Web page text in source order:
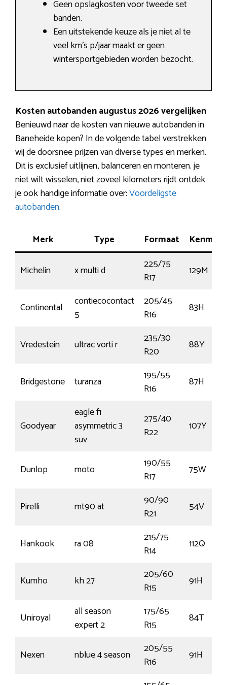
Geen opslagkosten voor tweede set
banden.
Een uitstekende keuze als je niet al te
veel km’s p/jaar maakt er geen
wintersportgebieden worden bezocht.
Kosten autobanden augustus 2026 vergelijken
Benieuwd naar de kosten van nieuwe autobanden in
Baneheide kopen? In de volgende tabel verstrekken
wij de doorsnee prijzen van diverse types en merken.
Dit is exclusief uitlijnen, balanceren en monteren. je
niet wilt wisselen, niet zoveel kilometers rijdt ontdek
je ook handige informatie over:Voordeligste
autobanden.
Merk Type Formaat Kenmerk
Michelin x multi d
225/75
R17
129M
Continental
contiecocontact
5
205/45
R16
83H
Vredestein ultrac vorti r
235/30
R20
88Y
Bridgestone turanza
195/55
R16
87H
Goodyear
eagle f1
asymmetric 3
suv
275/40
R22
107Y
Dunlop moto
190/55
R17
75W
Pirelli mt90 at
90/90
R21
54V
Hankook ra 08
215/75
R14
112Q
Kumho kh 27
205/60
R15
91H
Uniroyal
all season
expert 2
175/65
R15
84T
Nexen nblue 4 season
205/55
R16
91H